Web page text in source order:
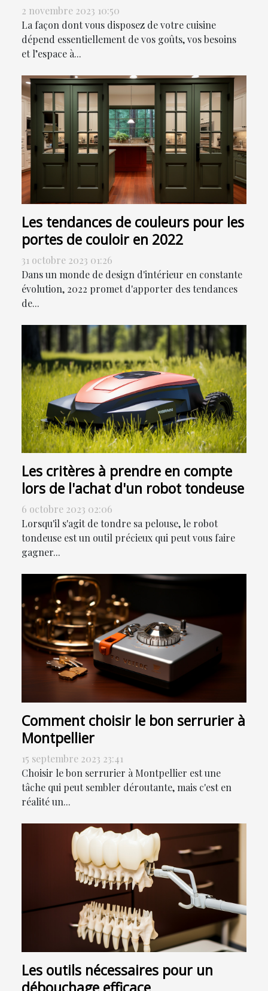
2 novembre 2023 10:50
La façon dont vous disposez de votre cuisine
dépend essentiellement de vos goûts, vos besoins
et l’espace à...
Les tendances de couleurs pour les
portes de couloir en 2022
31 octobre 2023 01:26
Dans un monde de design d'intérieur en constante
évolution, 2022 promet d'apporter des tendances
de...
Les critères à prendre en compte
lors de l'achat d'un robot tondeuse
6 octobre 2023 02:06
Lorsqu'il s'agit de tondre sa pelouse, le robot
tondeuse est un outil précieux qui peut vous faire
gagner...
Comment choisir le bon serrurier à
Montpellier
15 septembre 2023 23:41
Choisir le bon serrurier à Montpellier est une
tâche qui peut sembler déroutante, mais c'est en
réalité un...
Les outils nécessaires pour un